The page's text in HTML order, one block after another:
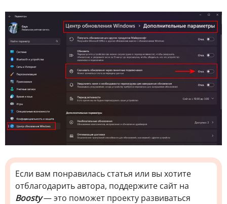
Если вам понравилась статья или вы хотите
отблагодарить автора, поддержите сайт на
Boosty— это поможет проекту развиваться